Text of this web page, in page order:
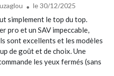
le 30/12/2025
simplement le top du top.
pro et un SAV impeccable,
sont excellents et les modèles
de goût et de choix. Une
les yeux fermés (sans